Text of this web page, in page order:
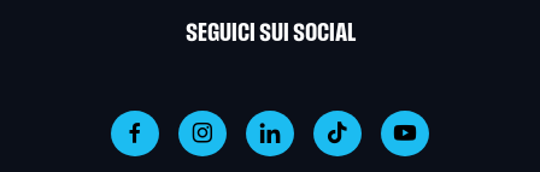
SEGUICI SUI SOCIAL